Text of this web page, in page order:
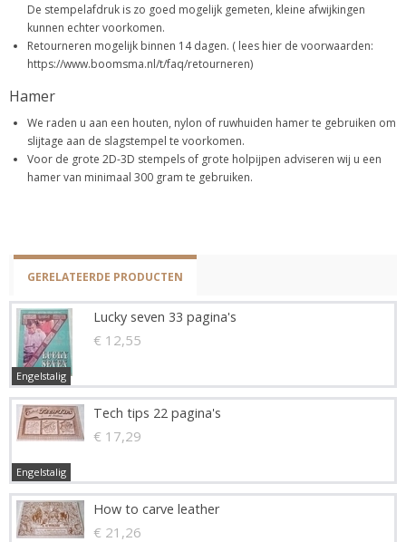
De stempelafdruk is zo goed mogelijk gemeten, kleine afwijkingen
kunnen echter voorkomen.
Retourneren mogelijk binnen 14 dagen. ( lees hier de voorwaarden:
https://www.boomsma.nl/t/faq/retourneren)
Hamer
We raden u aan een houten, nylon of ruwhuiden hamer te gebruiken om
slijtage aan de slagstempel te voorkomen.
Voor de grote 2D-3D stempels of grote holpijpen adviseren wij u een
hamer van minimaal 300 gram te gebruiken.
GERELATEERDE PRODUCTEN
Lucky seven 33 pagina's
€ 12,55
Engelstalig
Tech tips 22 pagina's
€ 17,29
Engelstalig
How to carve leather
€ 21,26